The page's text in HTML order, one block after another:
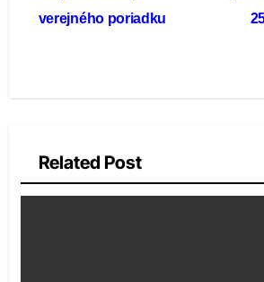
verejného poriadku
Related Post